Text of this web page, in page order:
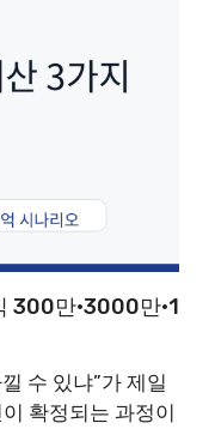
300만·3000만·1
수 있냐”가 제일
확정되는 과정이